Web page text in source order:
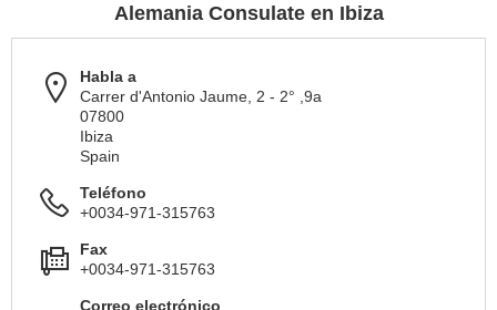
Alemania Consulate en Ibiza
Habla a
Carrer d'Antonio Jaume, 2 - 2° ,9a
07800
Ibiza
Spain
Teléfono
+0034-971-315763
Fax
+0034-971-315763
Correo electrónico